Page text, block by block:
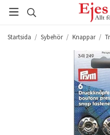
Startsida / Sybehör / Knappar /